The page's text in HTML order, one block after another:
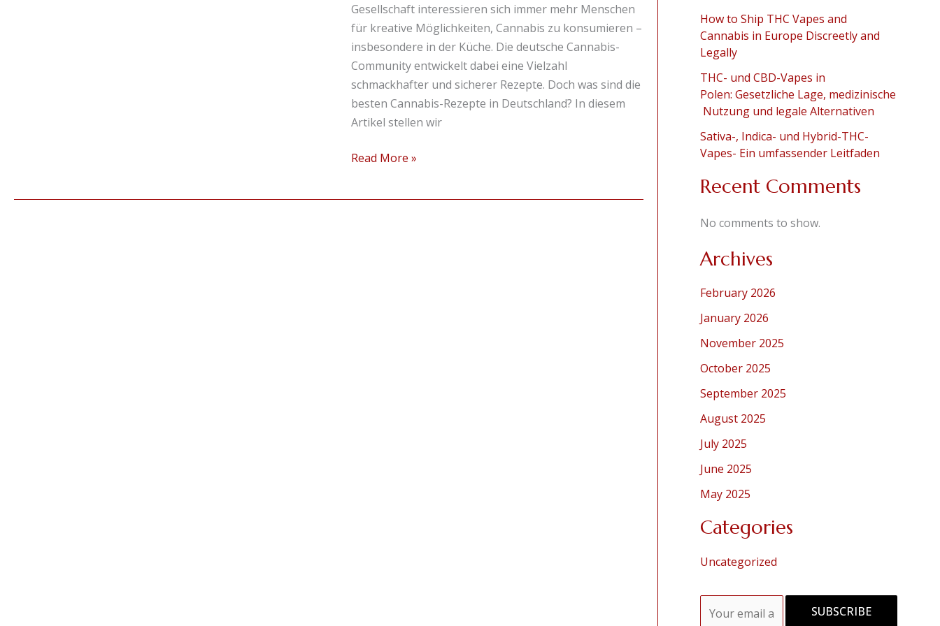
Gesellschaft interessieren sich immer mehr Menschen
für kreative Möglichkeiten, Cannabis zu konsumieren –
insbesondere in der Küche. Die deutsche Cannabis-
Community entwickelt dabei eine Vielzahl
schmackhafter und sicherer Rezepte. Doch was sind die
besten Cannabis-Rezepte in Deutschland? In diesem
Artikel stellen wir
in
Deutschland?
Read More »
How to Ship THC Vapes and
Cannabis in Europe Discreetly and
Legally
THC- und CBD-Vapes in
Polen: Gesetzliche Lage, medizinische
Nutzung und legale Alternativen
Sativa-, Indica- und Hybrid-THC-
Vapes- Ein umfassender Leitfaden
Recent Comments
No comments to show.
Archives
February 2026
January 2026
November 2025
October 2025
September 2025
August 2025
July 2025
June 2025
May 2025
Categories
Uncategorized
SUBSCRIBE